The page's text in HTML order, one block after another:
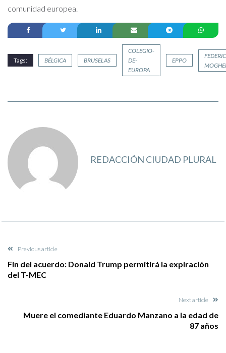
comunidad europea.
Tags: BÉLGICA BRUSELAS
COLEGIO-
DE-
EUROPA
EPPO
REDACCIÓN CIUDAD PLURAL
Previous article
Fin del acuerdo: Donald Trump permitirá la expiración
del T-MEC
Next article
Muere el comediante Eduardo Manzano a la edad de
87 años